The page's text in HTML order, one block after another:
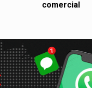
comercial